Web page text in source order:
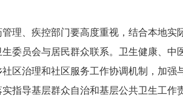
理、疾控部门要高度重视，结合本地
委员会与居民群众联系。卫生健康、
区治理和社区服务工作协调机制，加强
指导基层群众自治和基层公共卫生工